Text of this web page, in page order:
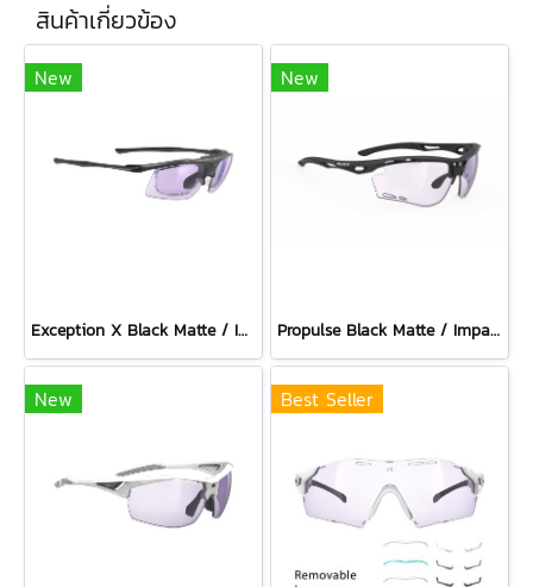
สินค้าเกี่ยวข้อง
New
Exception X Black Matte / ImpactX Photochromic 2 Laser Purple
New
Propulse Black Matte / ImpactX Photochromic 2 Laser Purple
New Best Seller